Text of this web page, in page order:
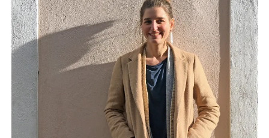
REISEVIDEOS
REISESPECIALS
♥ ÜBER DEN REISEBLOG
Menü
öffnen
IMPRESSUM
DATENSCHUTZERKLÄRUNG
♥ ÜBER DIE AUTORIN Menü
öffnen
VITA
PRESSE & MEDIEN
twitterfacebookpinterestyoutubeinstagram